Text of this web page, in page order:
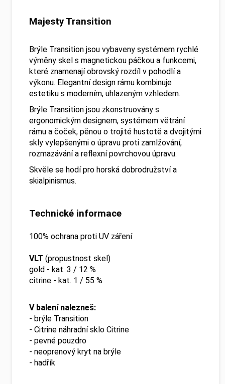
Majesty Transition
Brýle Transition jsou vybaveny systémem rychlé
výměny skel s magnetickou páčkou a funkcemi,
které znamenají obrovský rozdíl v pohodlí a
výkonu. Elegantní design rámu kombinuje
estetiku s moderním, uhlazeným vzhledem.
Brýle Transition jsou zkonstruovány s
ergonomickým designem, systémem větrání
rámu a čoček, pěnou o trojité hustotě a dvojitými
skly vylepšenými o úpravu proti zamlžování,
rozmazávání a reflexní povrchovou úpravu.
Skvěle se hodí pro horská dobrodružství a
skialpinismus.
Technické informace
100% ochrana proti UV záření
VLT (propustnost skel)
gold - kat. 3 / 12 %
citrine - kat. 1 / 55 %
V balení nalezneš:
- brýle Transition
- Citrine náhradní sklo Citrine
- pevné pouzdro
- neoprenový kryt na brýle
- hadřík